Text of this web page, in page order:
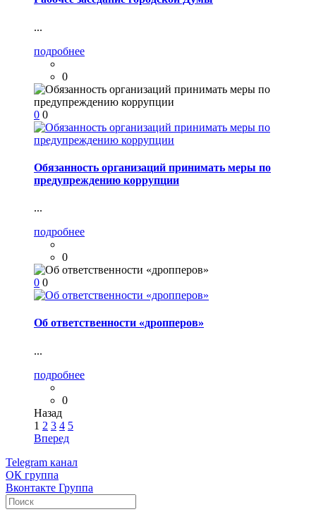
...
подробнее
0
0 0
Обязанность организаций принимать меры по
предупреждению коррупции
...
подробнее
0
0 0
Об ответственности «дропперов»
...
подробнее
0
Назад
1 2 3 4 5
Вперед
Telegram канал
ОК группа
Вконтакте Группа